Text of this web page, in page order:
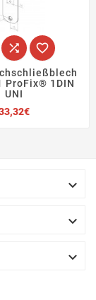
 
ProFix® 1DIN
UNI
Preis


